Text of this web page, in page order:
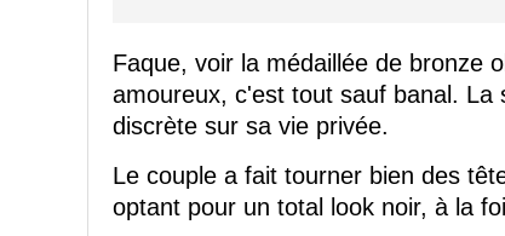
Faque, voir la médaillée de bronze
amoureux, c'est tout sauf banal.
discrète sur sa vie privée.
Le couple a fait tourner bien des
optant pour un total look noir, à la